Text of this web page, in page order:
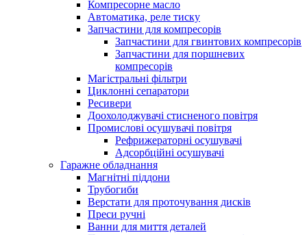
Компресорне масло
Автоматика, реле тиску
Запчастини для компресорів
Запчастини для гвинтових компресорів
Запчастини для поршневих
компресорів
Магістральні фільтри
Циклонні сепаратори
Ресивери
Доохолоджувачі стисненого повітря
Промислові осушувачі повітря
Рефрижераторні осушувачі
Адсорбційні осушувачі
Гаражне обладнання
Магнітні піддони
Трубогиби
Верстати для проточування дисків
Преси ручні
Ванни для миття деталей